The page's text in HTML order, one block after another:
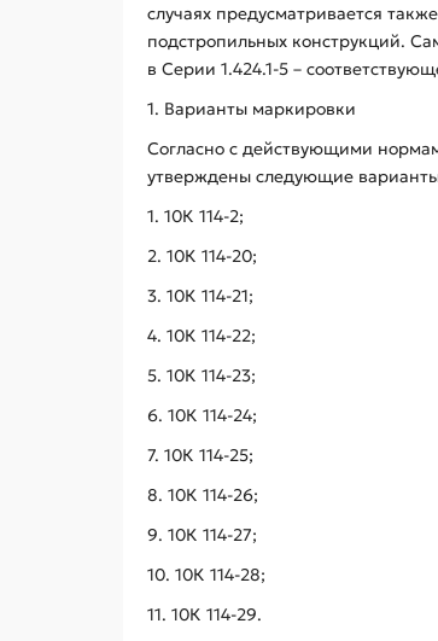
случаях предусматривается
подстропильных конструкций.
в Серии 1.424.1-5 –
1. Варианты маркировки
Согласно с действующими
утверждены следующие
1. 10К 114-2;
2. 10К 114-20;
3. 10К 114-21;
4. 10К 114-22;
5. 10К 114-23;
6. 10К 114-24;
7. 10К 114-25;
8. 10К 114-26;
9. 10К 114-27;
10. 10К 114-28;
11. 10К 114-29.